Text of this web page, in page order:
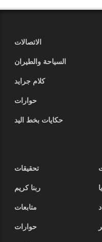
الاتصالات
السياحة والطيران
كلام جرايد
حوارات
حكايات بخط اليد
تحقيقات
ربنا كريم
متابعات
حوارات